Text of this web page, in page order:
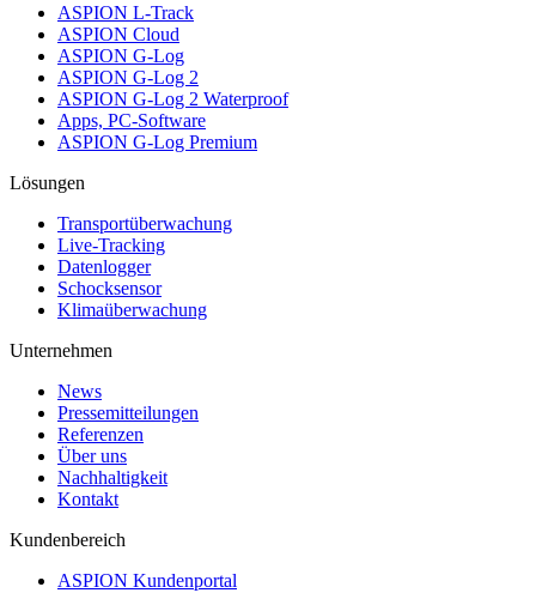
ASPION L-Track
ASPION Cloud
ASPION G-Log
ASPION G-Log 2
ASPION G-Log 2 Waterproof
Apps, PC-Software
ASPION G-Log Premium
Lösungen
Transportüberwachung
Live-Tracking
Datenlogger
Schocksensor
Klimaüberwachung
Unternehmen
News
Pressemitteilungen
Referenzen
Über uns
Nachhaltigkeit
Kontakt
Kundenbereich
ASPION Kundenportal